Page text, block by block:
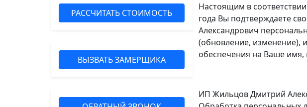
РАССЧИТАТЬ СТОИМОСТЬ
ВЫЗВАТЬ ЗАМЕРЩИКА
Настоящим в
года Вы подтверждаете
Александрович
(обновление, изменение),
обеспечения на Ваше имя,
ИП Жильцов Дмитрий